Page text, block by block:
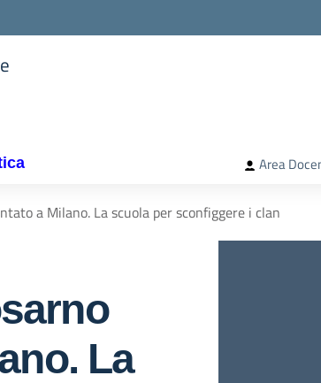
Area
a Milano. La scuola per sconfiggere i clan
La